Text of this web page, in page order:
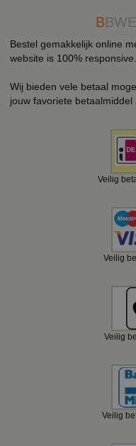
B
Bestel gemakkelijk online
website is 100% responsive.
Wij bieden vele betaal
jouw favoriete
Veilig
Veilig
Veilig
Veilig